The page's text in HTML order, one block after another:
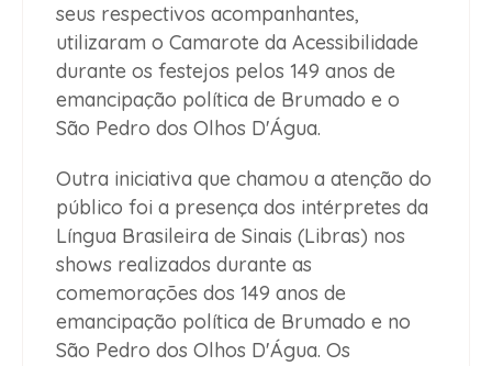
seus respectivos acompanhantes,
utilizaram o Camarote da Acessibilidade
durante os festejos pelos 149 anos de
emancipação política de Brumado e o
São Pedro dos Olhos D'Água.
Outra iniciativa que chamou a atenção do
público foi a presença dos intérpretes da
Língua Brasileira de Sinais (Libras) nos
shows realizados durante as
comemorações dos 149 anos de
emancipação política de Brumado e no
São Pedro dos Olhos D'Água. Os